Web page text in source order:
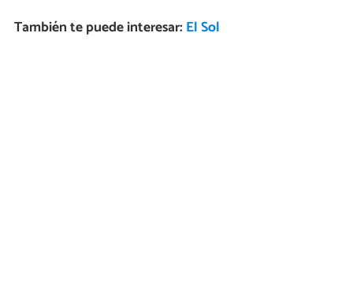
También te puede interesar: El Sol